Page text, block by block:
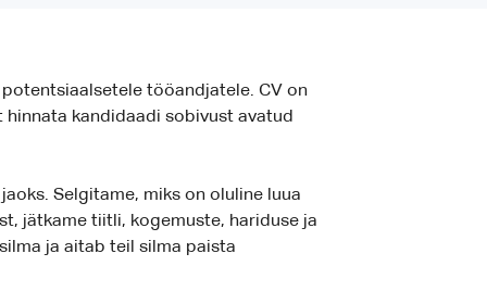
tööandjatele. CV on
kandidaadi sobivust avatud
Selgitame, miks on oluline luua
jätkame tiitli, kogemuste, hariduse ja
ja aitab teil silma paista